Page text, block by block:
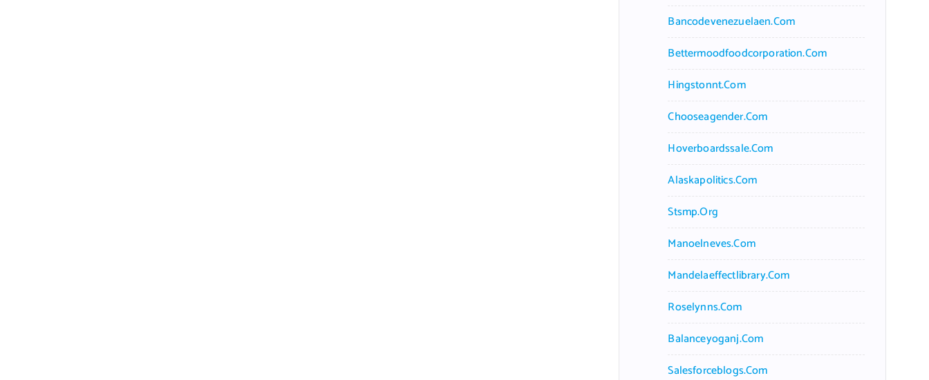
Bancodevenezuelaen.com
Bettermoodfoodcorporation.com
Hingstonnt.com
Chooseagender.com
Hoverboardssale.com
Alaskapolitics.com
Stsmp.org
Manoelneves.com
Mandelaeffectlibrary.com
Roselynns.com
Balanceyoganj.com
Salesforceblogs.com